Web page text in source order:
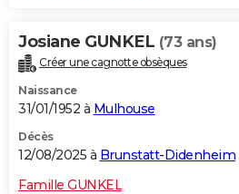
Josiane GUNKEL (73 ans)
Créer une cagnotte obsèques
Naissance
31/01/1952 à Mulhouse
Décès
12/08/2025 à Brunstatt-Didenheim
Famille GUNKEL